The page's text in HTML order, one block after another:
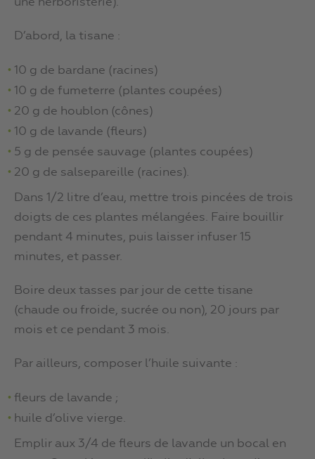
D’abord, la tisane :
10 g de bardane (racines)
10 g de fumeterre (plantes coupées)
20 g de houblon (cônes)
10 g de lavande (fleurs)
5 g de pensée sauvage (plantes coupées)
20 g de salsepareille (racines).
Dans 1/2 litre d’eau, mettre trois pincées de trois
doigts de ces plantes mélangées. Faire bouillir
pendant 4 minutes, puis laisser infuser 15
minutes, et passer.
Boire deux tasses par jour de cette tisane
(chaude ou froide, sucrée ou non), 20 jours par
mois et ce pendant 3 mois.
Par ailleurs, composer l’huile suivante :
fleurs de lavande ;
huile d’olive vierge.
Emplir aux 3/4 de fleurs de lavande un bocal en